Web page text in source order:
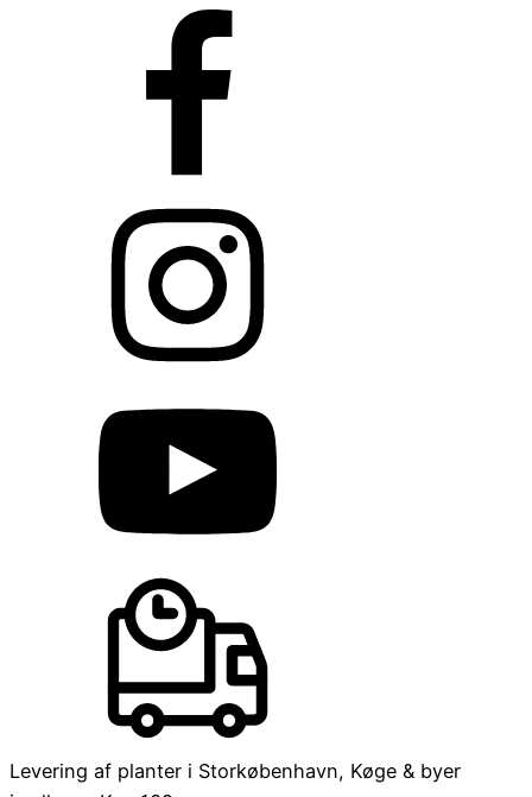
Levering af planter i Storkøbenhavn, Køge & byer